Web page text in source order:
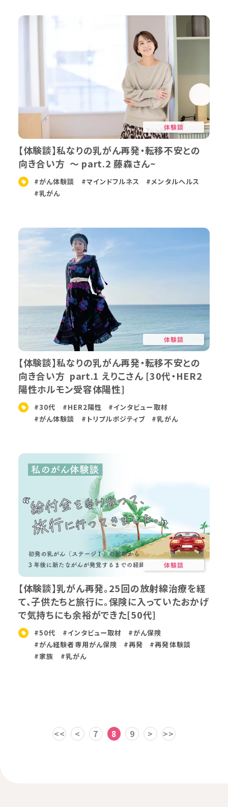
体験談
【体験談】私なりの乳がん再発・転移不安との
向き合い方 〜 part.2 藤森さん~
#がん体験談 #マインドフルネス
#メンタルヘルス
#乳がん
体験談
【体験談】私なりの乳がん再発・転移不安との
向き合い方 part.1 えりこさん [30代・HER2
陽性ホルモン受容体陽性]
#30代 #HER2陽性
#インタビュー取材
#がん体験談
#トリプルポジティブ #乳がん
体験談
【体験談】乳がん再発。25回の放射線治療を経
て、子供たちと旅行に。保険に入っていたおかげ
で気持ちにも余裕ができた[50代]
#50代 #インタビュー取材
#がん保険
#がん経験者専用がん保険
#再発
#再発体験談
#家族
#乳がん
<< < 7 8 9 > >>